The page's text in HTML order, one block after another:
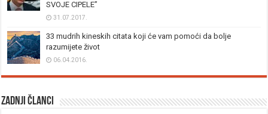
SVOJE CIPELE”
31.07.2017.
33 mudrih kineskih citata koji će vam pomoći da bolje
razumijete život
06.04.2016.
Zadnji članci